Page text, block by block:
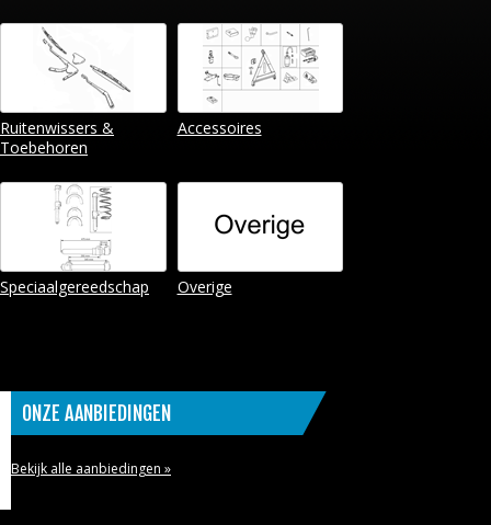
Ruitenwissers &
Toebehoren
Accessoires
Speciaalgereedschap Overige
ONZE AANBIEDINGEN
Bekijk alle aanbiedingen »